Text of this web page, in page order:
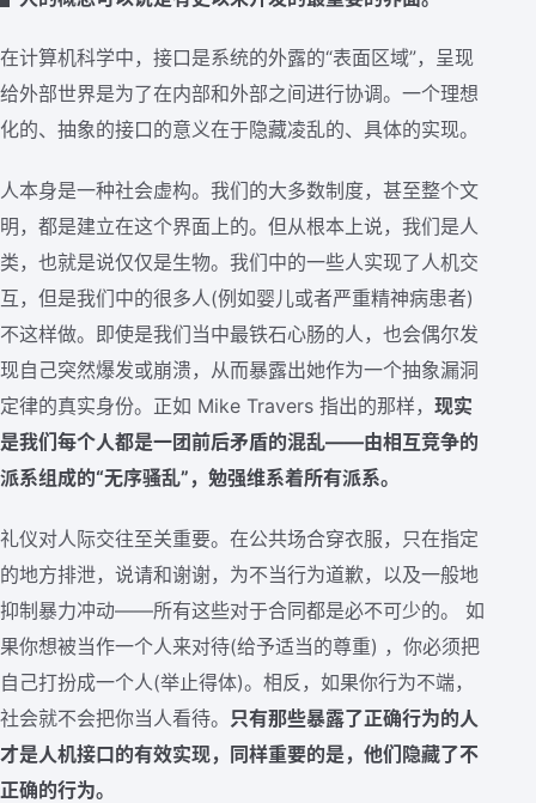
在计算机科学中，接口是系统的外露的“表面区域”，呈现
给外部世界是为了在内部和外部之间进行协调。一个理想
化的、抽象的接口的意义在于隐藏凌乱的、具体的实现。
人本身是一种社会虚构。我们的大多数制度，甚至整个文
明，都是建立在这个界面上的。但从根本上说，我们是人
类，也就是说仅仅是生物。我们中的一些人实现了人机交
互，但是我们中的很多人(例如婴儿或者严重精神病患者)
不这样做。即使是我们当中最铁石心肠的人，也会偶尔发
现自己突然爆发或崩溃，从而暴露出她作为一个抽象漏洞
定律的真实身份。正如 Mike Travers 指出的那样， 现实
是我们每个人都是一团前后矛盾的混乱——由相互竞争的
派系组成的“无序骚乱”，勉强维系着所有派系。
礼仪对人际交往至关重要。在公共场合穿衣服，只在指定
的地方排泄，说请和谢谢，为不当行为道歉，以及一般地
抑制暴力冲动——所有这些对于合同都是必不可少的。 如
果你想被当作一个人来对待(给予适当的尊重) ，你必须把
自己打扮成一个人(举止得体)。相反，如果你行为不端，
社会就不会把你当人看待。 只有那些暴露了正确行为的人
才是人机接口的有效实现，同样重要的是，他们隐藏了不
正确的行为。